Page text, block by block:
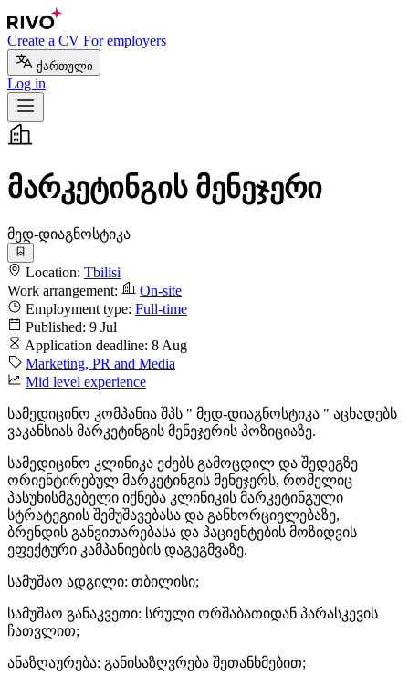
Create a CV For employers
ქართული
Log in
მარკეტინგის მენეჯერი
მედ-დიაგნოსტიკა
Location: Tbilisi
Work arrangement:
On-site
Employment type: Full-time
Published: 9 Jul
Application deadline: 8 Aug
Marketing, PR and Media
Mid level experience
სამედიცინო კომპანია შპს " მედ-დიაგნოსტიკა " აცხადებს
ვაკანსიას მარკეტინგის მენეჯერის პოზიციაზე.
სამედიცინო კლინიკა ეძებს გამოცდილ და შედეგზე
ორიენტირებულ მარკეტინგის მენეჯერს, რომელიც
პასუხისმგებელი იქნება კლინიკის მარკეტინგული
სტრატეგიის შემუშავებასა და განხორციელებაზე,
ბრენდის განვითარებასა და პაციენტების მოზიდვის
ეფექტური კამპანიების დაგეგმვაზე.
სამუშაო ადგილი: თბილისი;
სამუშაო განაკვეთი: სრული ორშაბათიდან პარასკევის
ჩათვლით;
ანაზღაურება: განისაზღვრება შეთანხმებით;